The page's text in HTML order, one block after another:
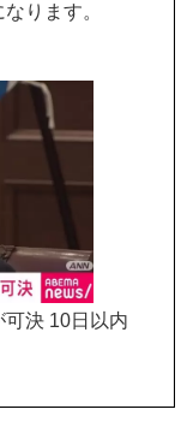
ります。
決 10日以内